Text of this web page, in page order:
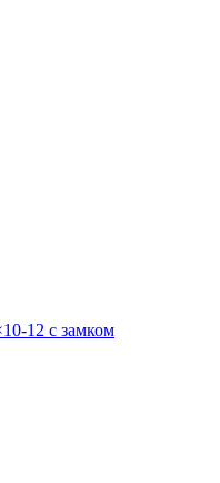
12 с замком